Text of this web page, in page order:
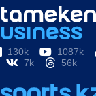
130k 1087k
7k
56k